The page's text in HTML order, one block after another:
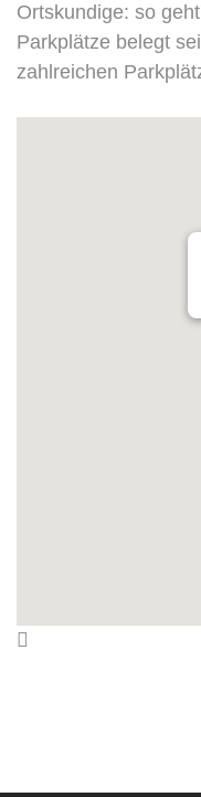
Ortskundige: so
Parkplätze belegt
zahlreichen